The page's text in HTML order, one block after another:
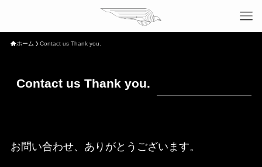
ホーム Contact us Thank you.
Contact us Thank you.
お問い合わせ、ありがとうございます。